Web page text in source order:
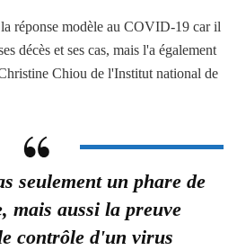
réponse modèle au COVID-19 car il
décès et ses cas, mais l'a également
Chiou de l'Institut national de
seulement un phare de
mais aussi la preuve
contrôle d'un virus